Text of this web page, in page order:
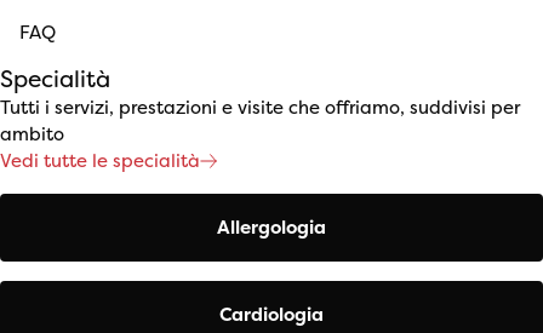
FAQ
Specialità
Tutti i servizi, prestazioni e visite che offriamo, suddivisi per
ambito
Vedi tutte le specialità
Allergologia
Cardiologia